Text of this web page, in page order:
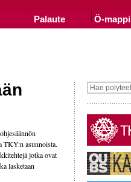
Palaute Ö-mappi
TKY:n asunnoista.
jotka ovat
lasketaan